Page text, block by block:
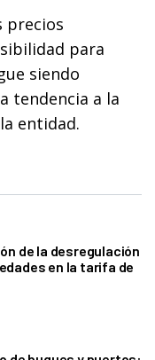
precios
para
siendo
tendencia a la
entidad.
de la desregulación
en la tarifa de